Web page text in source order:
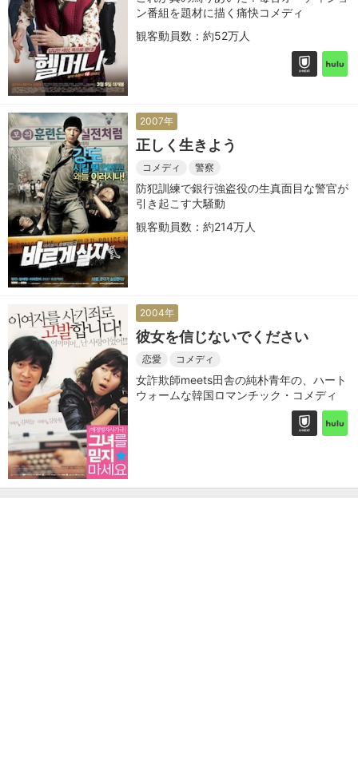
ン番組を題材に描く痛快コメディ
観客動員数：約52万人
2007年
正しく生きよう
コメディ 警察
防犯訓練で銀行強盗役の生真面目な警官が
引き起こす大騒動
観客動員数：約214万人
2004年
彼女を信じないでください
恋愛 コメディ
女詐欺師meets田舎の純朴青年の、ハート
ウォームな韓国ロマンチック・コメディ